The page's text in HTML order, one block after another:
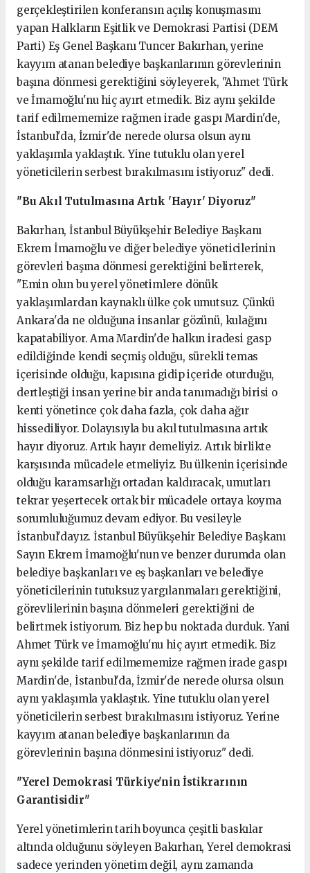
gerçekleştirilen konferansın açılış konuşmasını
yapan Halkların Eşitlik ve Demokrasi Partisi (DEM
Parti) Eş Genel Başkanı Tuncer Bakırhan, yerine
kayyım atanan belediye başkanlarının görevlerinin
başına dönmesi gerektiğini söyleyerek, "Ahmet Türk
ve İmamoğlu'nu hiç ayırt etmedik. Biz aynı şekilde
tarif edilmememize rağmen irade gaspı Mardin'de,
İstanbul'da, İzmir'de nerede olursa olsun aynı
yaklaşımla yaklaştık. Yine tutuklu olan yerel
yöneticilerin serbest bırakılmasını istiyoruz" dedi.
"Bu Akıl Tutulmasına Artık 'Hayır' Diyoruz"
Bakırhan, İstanbul Büyükşehir Belediye Başkanı
Ekrem İmamoğlu ve diğer belediye yöneticilerinin
görevleri başına dönmesi gerektiğini belirterek,
"Emin olun bu yerel yönetimlere dönük
yaklaşımlardan kaynaklı ülke çok umutsuz. Çünkü
Ankara'da ne olduğuna insanlar gözünü, kulağını
kapatabiliyor. Ama Mardin'de halkın iradesi gasp
edildiğinde kendi seçmiş olduğu, sürekli temas
içerisinde olduğu, kapısına gidip içeride oturduğu,
dertleştiği insan yerine bir anda tanımadığı birisi o
kenti yönetince çok daha fazla, çok daha ağır
hissediliyor. Dolayısıyla bu akıl tutulmasına artık
hayır diyoruz. Artık hayır demeliyiz. Artık birlikte
karşısında mücadele etmeliyiz. Bu ülkenin içerisinde
olduğu karamsarlığı ortadan kaldıracak, umutları
tekrar yeşertecek ortak bir mücadele ortaya koyma
sorumluluğumuz devam ediyor. Bu vesileyle
İstanbul'dayız. İstanbul Büyükşehir Belediye Başkanı
Sayın Ekrem İmamoğlu'nun ve benzer durumda olan
belediye başkanları ve eş başkanları ve belediye
yöneticilerinin tutuksuz yargılanmaları gerektiğini,
görevlilerinin başına dönmeleri gerektiğini de
belirtmek istiyorum. Biz hep bu noktada durduk. Yani
Ahmet Türk ve İmamoğlu'nu hiç ayırt etmedik. Biz
aynı şekilde tarif edilmememize rağmen irade gaspı
Mardin'de, İstanbul'da, İzmir'de nerede olursa olsun
aynı yaklaşımla yaklaştık. Yine tutuklu olan yerel
yöneticilerin serbest bırakılmasını istiyoruz. Yerine
kayyım atanan belediye başkanlarının da
görevlerinin başına dönmesini istiyoruz" dedi.
"Yerel Demokrasi Türkiye'nin İstikrarının
Garantisidir"
Yerel yönetimlerin tarih boyunca çeşitli baskılar
altında olduğunu söyleyen Bakırhan, Yerel demokrasi
sadece yerinden yönetim değil, aynı zamanda